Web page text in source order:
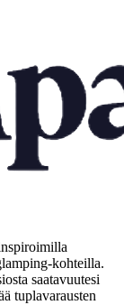
kohteilla.
saatavuutesi
tuplavarausten